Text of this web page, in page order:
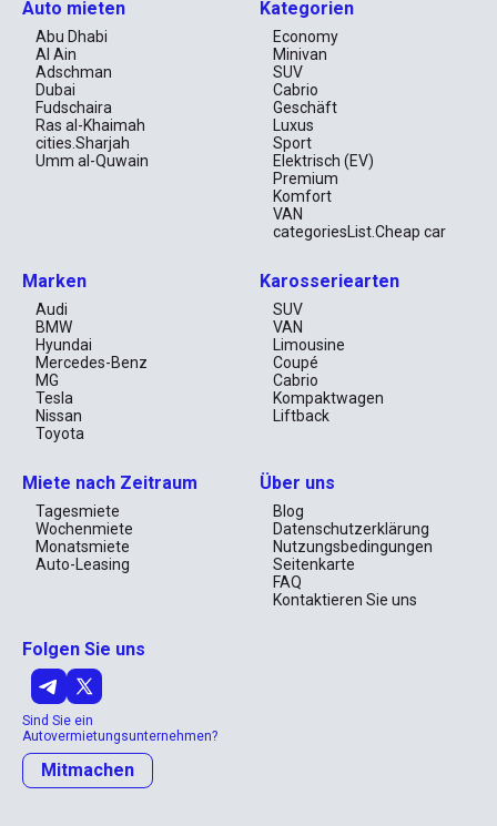
Auto mieten
Abu Dhabi
Al Ain
Adschman
Dubai
Fudschaira
Ras al-Khaimah
cities.Sharjah
Umm al-Quwain
Kategorien
Economy
Minivan
SUV
Cabrio
Geschäft
Luxus
Sport
Elektrisch (EV)
Premium
Komfort
VAN
categoriesList.Cheap car
Marken
Audi
BMW
Hyundai
Mercedes-Benz
MG
Tesla
Nissan
Toyota
Karosseriearten
SUV
VAN
Limousine
Coupé
Cabrio
Kompaktwagen
Liftback
Miete nach Zeitraum
Tagesmiete
Wochenmiete
Monatsmiete
Auto-Leasing
Über uns
Blog
Datenschutzerklärung
Nutzungsbedingungen
Seitenkarte
FAQ
Kontaktieren Sie uns
Folgen Sie uns
Sind Sie ein
Autovermietungsunternehmen?
Mitmachen